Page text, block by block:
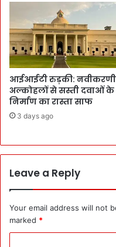
आईआईटी रुड़की:
अल्कोहलों से सस्ती दवाओं के
निर्माण का रास्ता साफ
3 days ago
Leave a Reply
Your email address will not
marked *